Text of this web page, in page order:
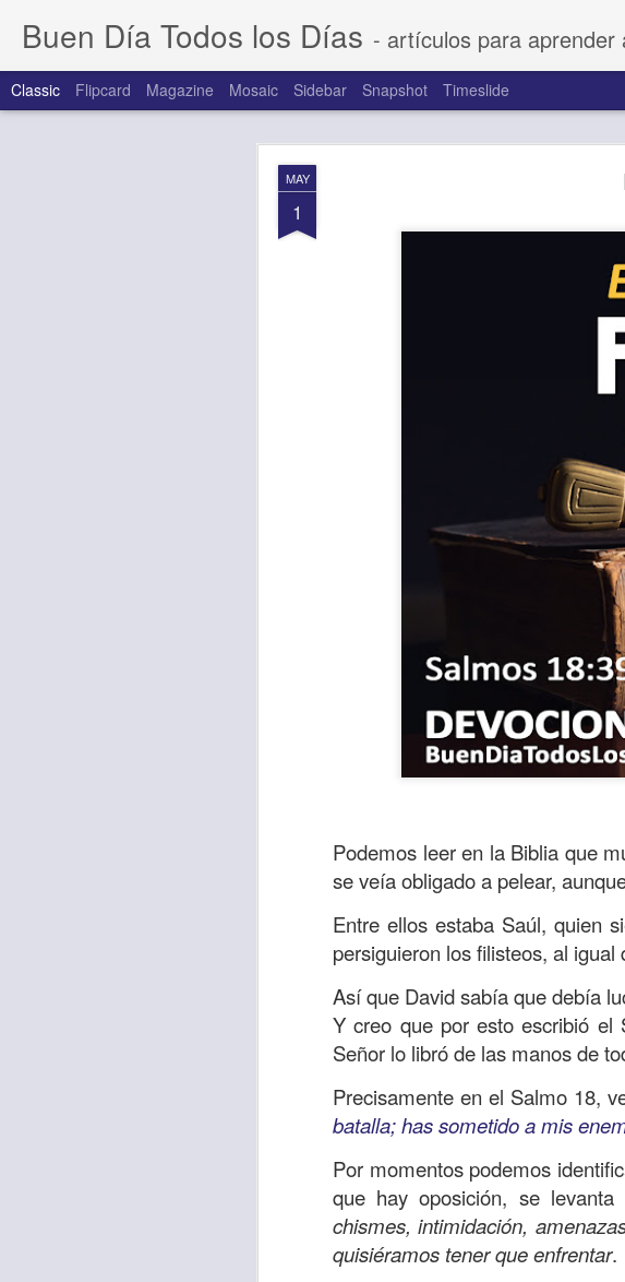
MAY
1
Podemos leer en la Biblia que
se veía obligado a pelear,
Entre ellos estaba Saúl, quien
persiguieron los filisteos, al
Así que David sabía que debía
Y creo que por esto escribió el
Señor lo libró de las manos de
Precisamente en el Salmo 18,
batalla; has sometido a mis
Por momentos podemos
que hay oposición, se levanta
chismes, intimidación,
quisiéramos tener que enfrentar.
Buen Día Todos los Días - artículos para
Classic Flipcard Magazine Mosaic Sidebar Snapshot Timeslide
acorde con una lista de logros
logros profesionales e incluso los
Es quizás por esto que cada
rápido, tanto, que no alcanza
“amados”, es decir, a nuestra
Yo tengo gratos recuerdos del
esos buenos recuerdos; lo cierto
de tiempo, muchos incluso
lo mejor que tenían por su familia.
Te invito a reflexionar sobre:
tu familia?
En la Biblia, el capítulo 12 de la
del cristiano. Esta contiene